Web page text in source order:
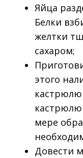
Яйца
Белки
желтки
сахаром;
этого
кастрюлю
мере
Довести